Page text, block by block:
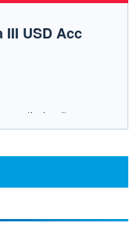
USD Acc
(Ireland)
28